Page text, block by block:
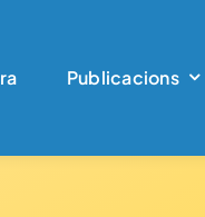
Publicacions